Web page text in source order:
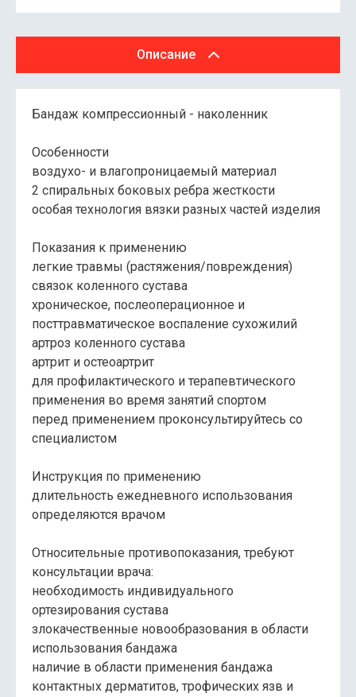
Описание
Бандаж компрессионный - наколенник
Особенности
воздухо- и влагопроницаемый материал
2 спиральных боковых ребра жесткости
особая технология вязки разных частей изделия
Показания к применению
легкие травмы (растяжения/повреждения)
связок коленного сустава
хроническое, послеоперационное и
посттравматическое воспаление сухожилий
артроз коленного сустава
артрит и остеоартрит
для профилактического и терапевтического
применения во время занятий спортом
перед применением проконсультируйтесь со
специалистом
Инструкция по применению
длительность ежедневного использования
определяются врачом
Относительные противопоказания, требуют
консультации врача:
необходимость индивидуального
ортезирования сустава
злокачественные новообразования в области
использования бандажа
наличие в области применения бандажа
контактных дерматитов, трофических язв и